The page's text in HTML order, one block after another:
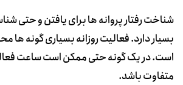
شناخت رفتار پروانه ها برای یافتن و حتی
بسیار دارد. فعالیت روزانه بسیاری گونه
است. در یک گونه حتی ممکن است ساعت
متفاوت باشد.